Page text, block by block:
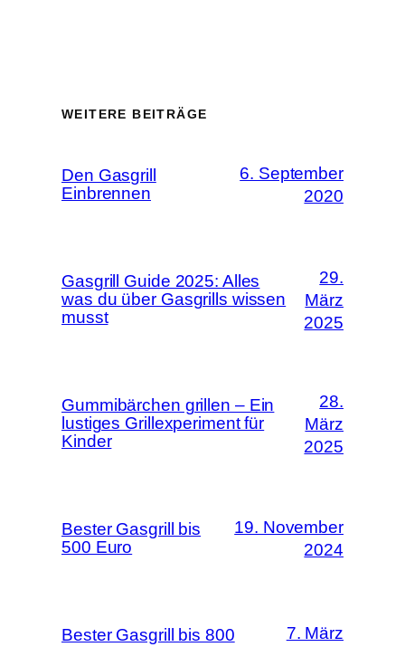
WEITERE BEITRÄGE
Den Gasgrill
Einbrennen
6. September
2020
Gasgrill Guide 2025: Alles
was du über Gasgrills wissen
musst
29.
März
2025
Gummibärchen grillen – Ein
lustiges Grillexperiment für
Kinder
28.
März
2025
Bester Gasgrill bis
500 Euro
19. November
2024
Bester Gasgrill bis 800
7. März